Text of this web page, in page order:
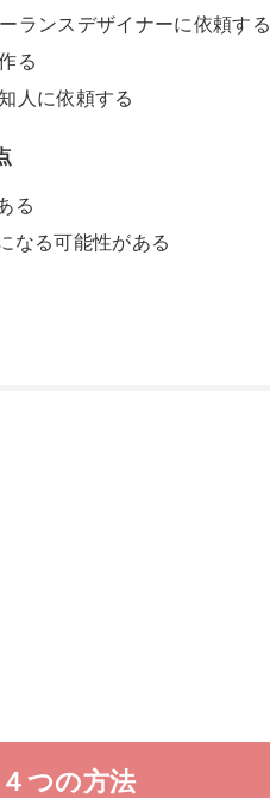
ンスデザイナーに依頼する
る
人に依頼する
る
なる可能性がある
つの方法